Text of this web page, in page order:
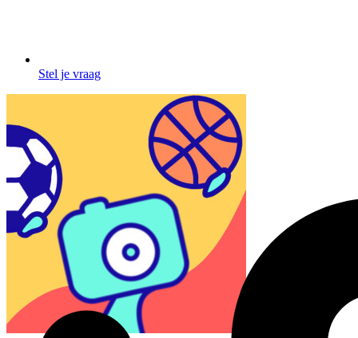
Stel je vraag